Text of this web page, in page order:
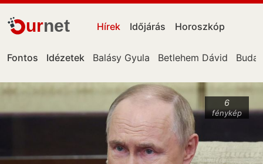
urnet Hírek Időjárás Horoszkóp
Fontos Idézetek Balásy Gyula Betlehem Dávid
6
fénykép